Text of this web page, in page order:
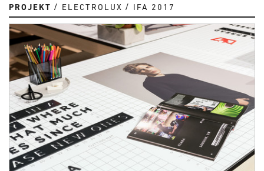
PROJEKT ELECTROLUX IFA 2017